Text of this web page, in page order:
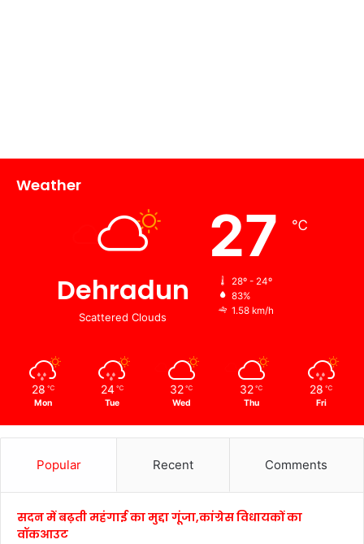
Weather
Dehradun
Scattered Clouds
27 ℃
28º - 24º
83%
1.58 km/h
28 ℃
Mon
24 ℃
Tue
32 ℃
Wed
32 ℃
Thu
28 ℃
Fri
Popular Recent Comments
सदन में बढ़ती महंगाई का मुद्दा गूंजा,कांग्रेस विधायकों का
वॉकआउट